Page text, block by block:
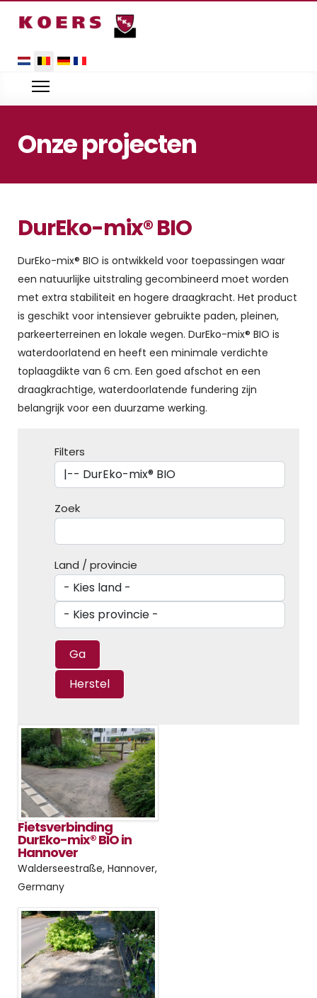
Selecteer uw taal
Onze projecten
DurEko-mix® BIO
DurEko-mix® BIO is ontwikkeld voor toepassingen waar
een natuurlijke uitstraling gecombineerd moet worden
met extra stabiliteit en hogere draagkracht. Het product
is geschikt voor intensiever gebruikte paden, pleinen,
parkeerterreinen en lokale wegen. DurEko-mix® BIO is
waterdoorlatend en heeft een minimale verdichte
toplaagdikte van 6 cm. Een goed afschot en een
draagkrachtige, waterdoorlatende fundering zijn
belangrijk voor een duurzame werking.
Filters
Zoek
Land / provincie
Fietsverbinding
DurEko-mix® BIO in
Hannover
Walderseestraße, Hannover,
Germany